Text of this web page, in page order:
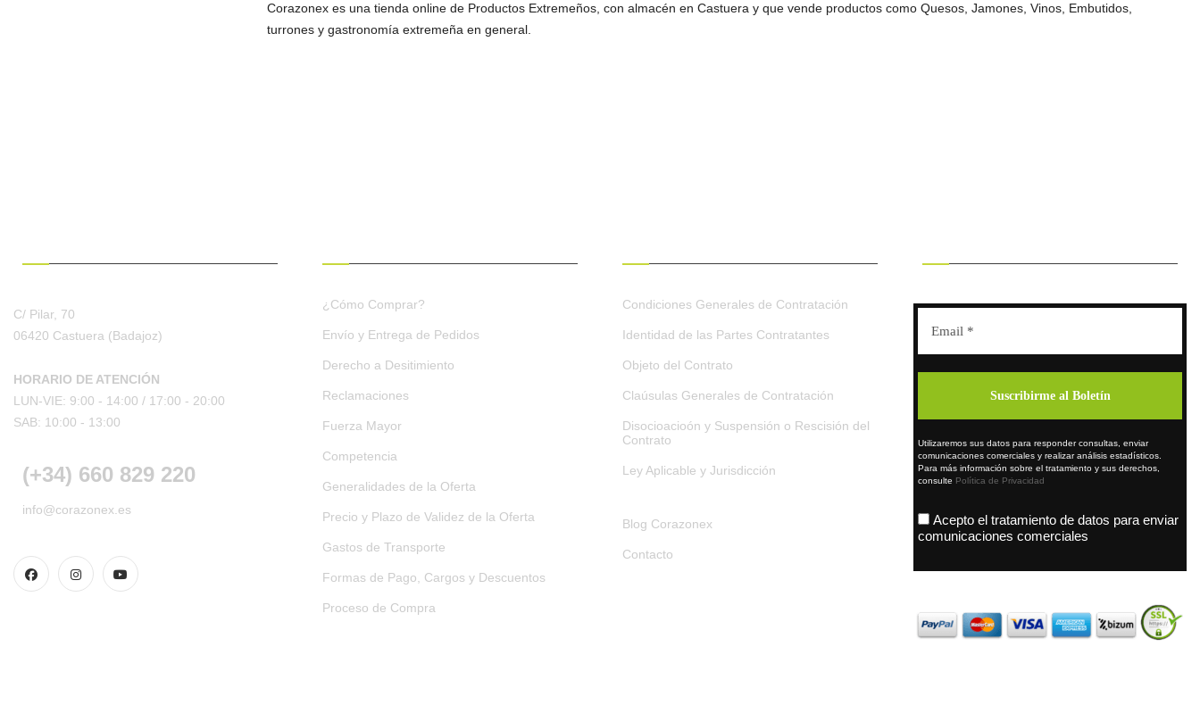
Corazonex es una tienda online de Productos Extremeños, con almacén en Castuera y que vende productos como Quesos, Jamones, Vinos, Embutidos,
turrones y gastronomía extremeña en general.
C/ Pilar, 70
06420 Castuera (Badajoz)
HORARIO DE ATENCIÓN
LUN-VIE: 9:00 - 14:00 / 17:00 - 20:00
SAB: 10:00 - 13:00
(+34) 660 829 220
info@corazonex.es
¿Cómo Comprar?
Envío y Entrega de Pedidos
Derecho a Desitimiento
Reclamaciones
Fuerza Mayor
Competencia
Generalidades de la Oferta
Precio y Plazo de Validez de la Oferta
Gastos de Transporte
Formas de Pago, Cargos y Descuentos
Proceso de Compra
Condiciones Generales de Contratación
Identidad de las Partes Contratantes
Objeto del Contrato
Claúsulas Generales de Contratación
Disocioacioón y Suspensión o Rescisión del
Contrato
Ley Aplicable y Jurisdicción
Blog Corazonex
Contacto
Utilizaremos sus datos para responder consultas, enviar
comunicaciones comerciales y realizar análisis estadísticos.
Para más información sobre el tratamiento y sus derechos,
consulte Política de Privacidad
Acepto el tratamiento de datos para enviar
comunicaciones comerciales